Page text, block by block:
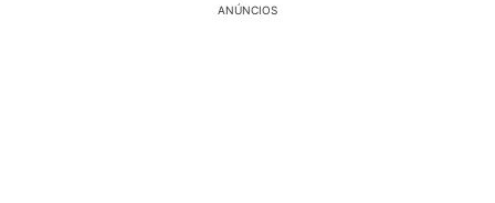
ANÚNCIOS